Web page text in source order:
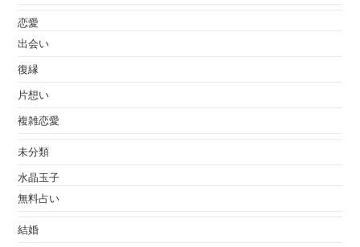
恋愛
出会い
復縁
片想い
複雑恋愛
未分類
水晶玉子
無料占い
結婚